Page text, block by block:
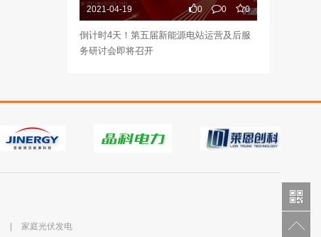
2021-04-19 0 0 0
倒计时4天！第五届新能源电站运营及后服
务研讨会即将召开
家庭光伏发电